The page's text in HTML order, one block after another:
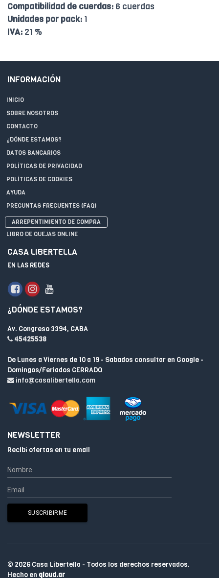
Compatibilidad de cuerdas: 6 cuerdas
Unidades por pack: 1
IVA: 21 %
INFORMACIÓN
INICIO
SOBRE NOSOTROS
CONTACTO
¿DÓNDE ESTAMOS?
DATOS BANCARIOS
POLÍTICAS DE PRIVACIDAD
POLÍTICAS DE COOKIES
AYUDA
PREGUNTAS FRECUENTES (FAQ)
ARREPENTIMIENTO DE COMPRA
LIBRO DE QUEJAS ONLINE
CASA LIBERTELLA
EN LAS REDES
¿DÓNDE ESTAMOS?
Av. Congreso 3394, CABA
45425538
De Lunes a Viernes de 10 a 19 - Sabados consultar en Google -
Domingos/Feriados CERRADO
info@casalibertella.com
NEWSLETTER
Recibí ofertas en tu email
© 2026 Casa Libertella - Todos los derechos reservados.
Hecho en qloud.ar